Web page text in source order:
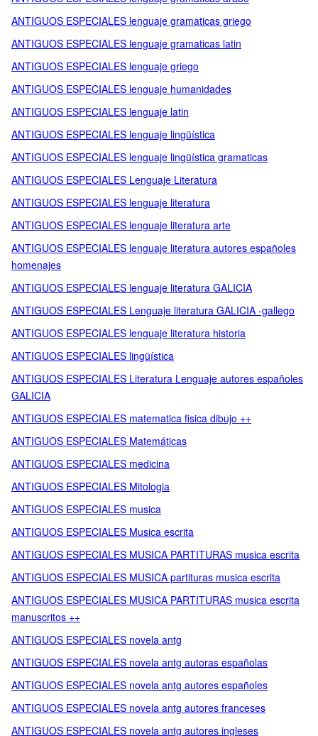
ANTIGUOS ESPECIALES lenguaje gramaticas griego
ANTIGUOS ESPECIALES lenguaje gramaticas latin
ANTIGUOS ESPECIALES lenguaje griego
ANTIGUOS ESPECIALES lenguaje humanidades
ANTIGUOS ESPECIALES lenguaje latin
ANTIGUOS ESPECIALES lenguaje lingüística
ANTIGUOS ESPECIALES lenguaje lingüística gramaticas
ANTIGUOS ESPECIALES Lenguaje Literatura
ANTIGUOS ESPECIALES lenguaje literatura
ANTIGUOS ESPECIALES lenguaje literatura arte
ANTIGUOS ESPECIALES lenguaje literatura autores españoles
homenajes
ANTIGUOS ESPECIALES lenguaje literatura GALICIA
ANTIGUOS ESPECIALES Lenguaje literatura GALICIA -gallego
ANTIGUOS ESPECIALES lenguaje literatura historia
ANTIGUOS ESPECIALES lingüística
ANTIGUOS ESPECIALES Literatura Lenguaje autores españoles
GALICIA
ANTIGUOS ESPECIALES matematica fisica dibujo ++
ANTIGUOS ESPECIALES Matemáticas
ANTIGUOS ESPECIALES medicina
ANTIGUOS ESPECIALES Mitologia
ANTIGUOS ESPECIALES musica
ANTIGUOS ESPECIALES Musica escrita
ANTIGUOS ESPECIALES MUSICA PARTITURAS musica escrita
ANTIGUOS ESPECIALES MUSICA partituras musica escrita
ANTIGUOS ESPECIALES MUSICA PARTITURAS musica escrita
manuscritos ++
ANTIGUOS ESPECIALES novela antg
ANTIGUOS ESPECIALES novela antg autoras españolas
ANTIGUOS ESPECIALES novela antg autores españoles
ANTIGUOS ESPECIALES novela antg autores franceses
ANTIGUOS ESPECIALES novela antg autores ingleses